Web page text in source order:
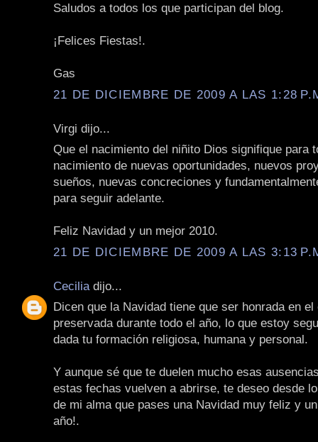
Saludos a todos los que participan del blog.
¡Felices Fiestas!.
Gas
21 DE DICIEMBRE DE 2009 A LAS 1:28
Virgi dijo...
Que el nacimiento del niñito Dios signifique para
nacimiento de nuevas oportunidades, nuevos
sueños, nuevas concreciones y
para seguir adelante.
Feliz Navidad y un mejor 2010.
21 DE DICIEMBRE DE 2009 A LAS 3:13
Cecilia dijo...
Dicen que la Navidad tiene que ser honrada en
preservada durante todo el año, lo que estoy
dada tu formación religiosa, humana y personal.
Y aunque sé que te duelen mucho esas
estas fechas vuelven a abrirse, te deseo desde
de mi alma que pases una Navidad muy feliz y
año!.